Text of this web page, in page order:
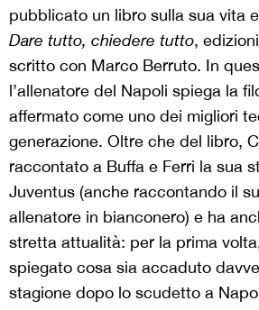
pubblicato un libro sulla sua vita
Dare tutto, chiedere tutto,
scritto con Marco Berruto. In
l’allenatore del Napoli spiega la
affermato come uno dei migliori
generazione. Oltre che del libro,
raccontato a Buffa e Ferri la sua
Juventus (anche raccontando il
allenatore in bianconero) e ha
stretta attualità: per la prima
spiegato cosa sia accaduto
stagione dopo lo scudetto a